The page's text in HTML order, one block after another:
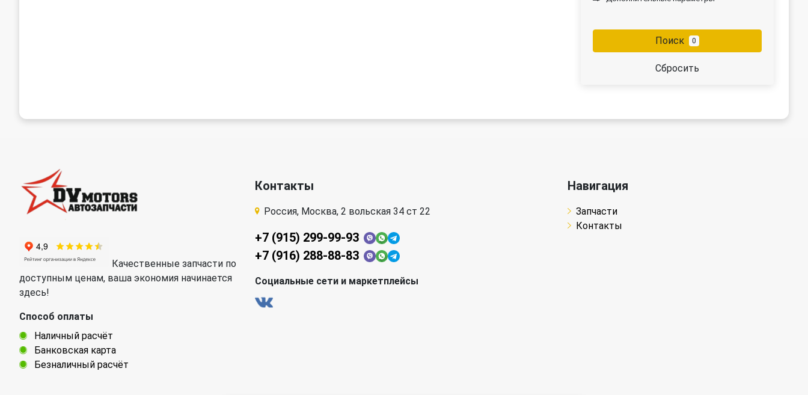
Поиск 0
Сбросить
Качественные запчасти по
доступным ценам, ваша экономия начинается
здесь!
Способ оплаты
Наличный расчёт
Банковская карта
Безналичный расчёт
Контакты
Россия, Москва, 2 вольская 34 ст 22
+7 (915) 299-99-93
+7 (916) 288-88-83
Социальные сети и маркетплейсы
Навигация
Запчасти
Контакты